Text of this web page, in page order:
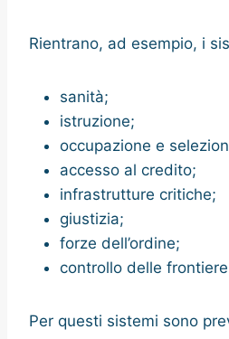
Rientrano, ad esempio, i
sanità;
istruzione;
occupazione e
accesso al credito;
infrastrutture critiche;
giustizia;
forze dell’ordine;
controllo delle
Per questi sistemi sono